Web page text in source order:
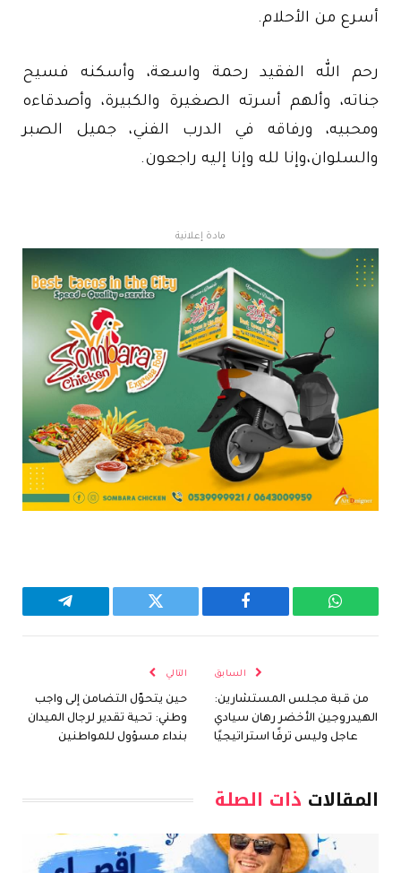
أسرع من الأحلام.
رحم الله الفقيد رحمة واسعة، وأسكنه فسيح
جناته، وألهم أسرته الصغيرة والكبيرة، وأصدقاءه
ومحبيه، ورفاقه في الدرب الفني، جميل الصبر
والسلوان،وإنا لله وإنا إليه راجعون.
مادة إعلانية
واتساب فيسبوك تويتر تيلقرام
السابق
من قبة مجلس المستشارين:
الهيدروجين الأخضر رهان سيادي
عاجل وليس ترفًا استراتيجيًا
التالي
حين يتحوّل التضامن إلى واجب
وطني: تحية تقدير لرجال الميدان
بنداء مسؤول للمواطنين
المقالات ذات الصلة